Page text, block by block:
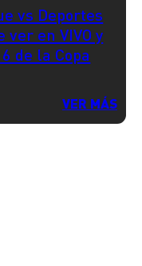
vs Deportes
ver en VIVO y
de la Copa
VER MÁS